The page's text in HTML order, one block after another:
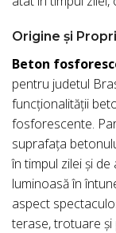
Origine și
Beton
pentru judetul
funcționalității
fosforescente.
suprafața
în timpul zilei și
luminoasă în
aspect
terase, trotuare